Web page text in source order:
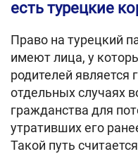
есть турецкие
Право на турецкий
имеют лица, у
родителей
отдельных случаях
гражданства для
утративших его
Такой путь